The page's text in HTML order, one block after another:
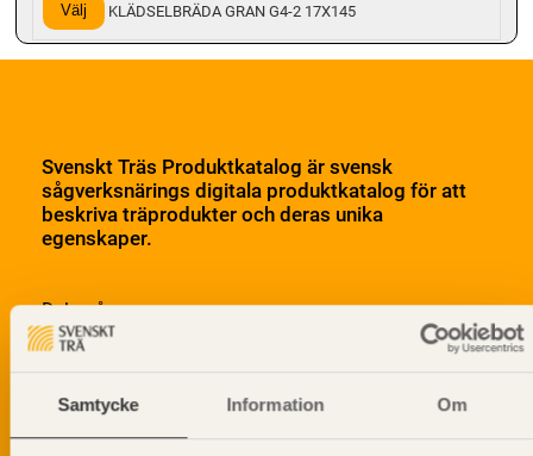
Samtycke Information Om
Välj KLÄDSELBRÄDA GRAN G4-2 17X145
Svenskt Träs Produktkatalog är svensk
sågverksnärings digitala produktkatalog för att
beskriva träprodukter och deras unika
egenskaper.
Dela på